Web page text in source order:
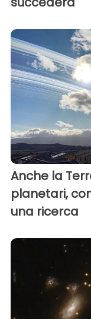
Anche la
planetari,
una ricerca